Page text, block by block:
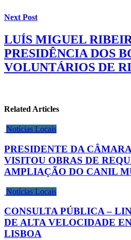
Next Post
LUÍS MIGUEL
PRESIDÊNCIA DOS
VOLUNTÁRIOS DE
Related Articles
Notícias Locais
PRESIDENTE DA
VISITOU OBRAS DE
AMPLIAÇÃO DO CANIL
Notícias Locais
CONSULTA PÚBLICA –
DE ALTA VELOCIDADE
LISBOA